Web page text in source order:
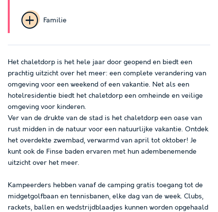
Familie
Het chaletdorp is het hele jaar door geopend en biedt een
prachtig uitzicht over het meer: een complete verandering van
omgeving voor een weekend of een vakantie. Net als een
hotelresidentie biedt het chaletdorp een omheinde en veilige
omgeving voor kinderen.
Ver van de drukte van de stad is het chaletdorp een oase van
rust midden in de natuur voor een natuurlijke vakantie. Ontdek
het overdekte zwembad, verwarmd van april tot oktober! Je
kunt ook de Finse baden ervaren met hun adembenemende
uitzicht over het meer.
Kampeerders hebben vanaf de camping gratis toegang tot de
midgetgolfbaan en tennisbanen, elke dag van de week. Clubs,
rackets, ballen en wedstrijdblaadjes kunnen worden opgehaald